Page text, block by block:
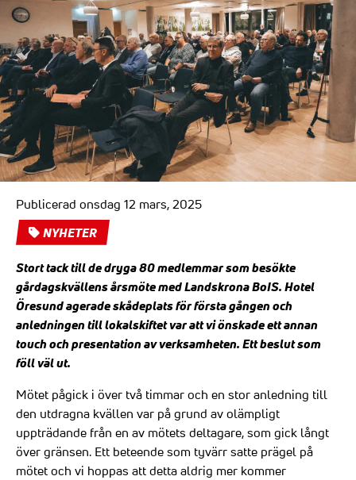
Publicerad onsdag 12 mars, 2025
NYHETER
Stort tack till de dryga 80 medlemmar som besökte
gårdagskvällens årsmöte med Landskrona BoIS. Hotel
Öresund agerade skådeplats för första gången och
anledningen till lokalskiftet var att vi önskade ett annan
touch och presentation av verksamheten. Ett beslut som
föll väl ut.
Mötet pågick i över två timmar och en stor anledning till
den utdragna kvällen var på grund av olämpligt
uppträdande från en av mötets deltagare, som gick långt
över gränsen. Ett beteende som tyvärr satte prägel på
mötet och vi hoppas att detta aldrig mer kommer